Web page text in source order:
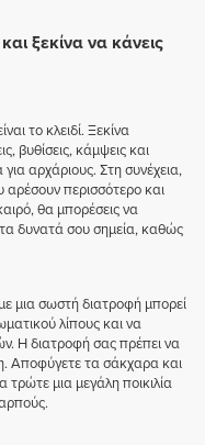
ξεκίνα να κάνεις
το κλειδί. Ξεκίνα
βυθίσεις, κάμψεις και
αρχάριους. Στη συνέχεια,
αρέσουν περισσότερο και
θα μπορέσεις να
δυνατά σου σημεία, καθώς
μια σωστή διατροφή μπορεί
λίπους και να
Η διατροφή σας πρέπει να
Αποφύγετε τα σάκχαρα και
μια μεγάλη ποικιλία